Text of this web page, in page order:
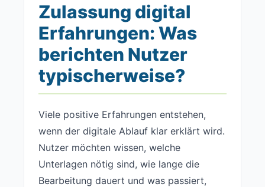
Zulassung digital
Erfahrungen: Was
berichten Nutzer
typischerweise?
Viele positive Erfahrungen entstehen,
wenn der digitale Ablauf klar erklärt wird.
Nutzer möchten wissen, welche
Unterlagen nötig sind, wie lange die
Bearbeitung dauert und was passiert,